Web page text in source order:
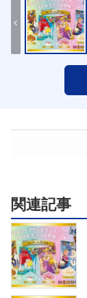
関連記事